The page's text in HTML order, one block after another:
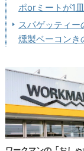
ポorミートが1
スパゲッティ
燻製ベーコンき